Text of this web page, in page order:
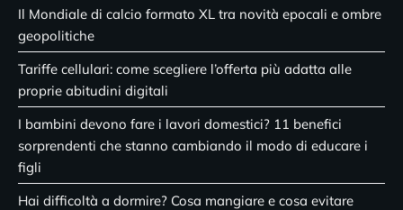
Il Mondiale di calcio formato XL tra novità epocali e ombre
geopolitiche
Tariffe cellulari: come scegliere l’offerta più adatta alle
proprie abitudini digitali
I bambini devono fare i lavori domestici? 11 benefici
sorprendenti che stanno cambiando il modo di educare i
figli
Hai difficoltà a dormire? Cosa mangiare e cosa evitare